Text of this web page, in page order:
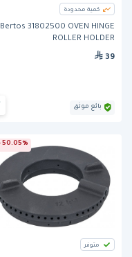
كمية محدودة
Bertos 31802500 OVEN HINGE
ROLLER HOLDER
39
بائع موثق
50.05% خصم
متوفر